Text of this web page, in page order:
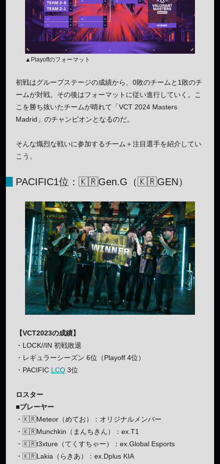
▲Playoffのフォーマット
初戦はグループステージの成績から、0敗のチームと1敗のチ
ームが対戦。その後はフォーマットに従い進行していく。こ
こを勝ち抜いたチームが晴れて「VCT 2024 Masters
Madrid」のチャンピオンとなるのだ。
そんな熾烈な戦いに参加するチーム＋注目選手を紹介してい
こう。
PACIFIC1位：🇰🇷Gen.G（🇰🇷GEN）
【VCT2023の成績】
・LOCK//IN 初戦敗退
・レギュラーシーズン 6位（Playoff 4位）
・PACIFIC LCQ 3位
ロスター
■プレーヤー
・🇰🇷Meteor（めてお）：オリジナルメンバー
・🇰🇷Munchkin（まんちきん）：ex.T1
・🇰🇷t3xture（てくすちゃー）：ex.Global Esports
・🇰🇷Lakia（らきあ）：ex.Dplus KIA